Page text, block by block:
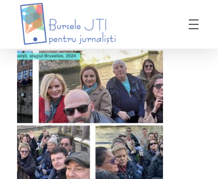
Bursele JTI pentru Jurnalisti
ediția 2018-2019